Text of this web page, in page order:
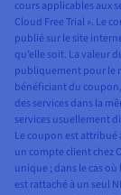
cours applicables aux
Cloud Free Trial ». Le
publié sur le site
qu’elle soit. La valeur
publiquement pour le
bénéficiant du
des services dans la
services usuellement
Le coupon est
un compte client chez
unique ; dans le cas
est rattaché à un seul